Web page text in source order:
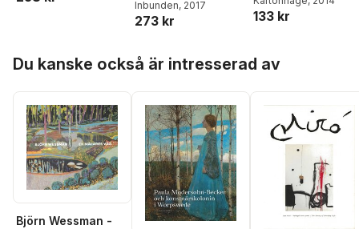
everyday life
Lundeberg
Inbunden, 2017
273 kr 133 kr
Du kanske också är intresserad av
Björn Wessman -